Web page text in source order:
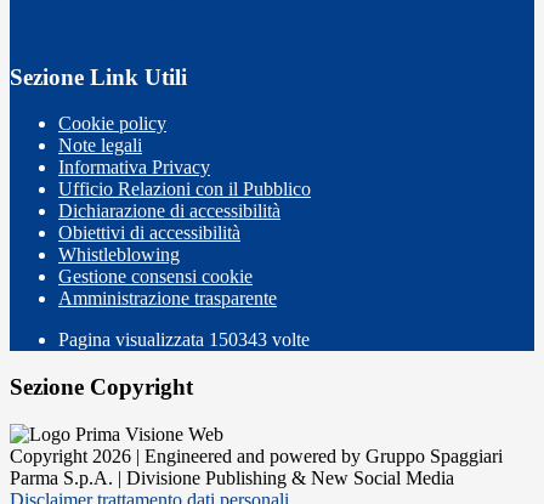
Sezione Link Utili
Cookie policy
Note legali
Informativa Privacy
Ufficio Relazioni con il Pubblico
Dichiarazione di accessibilità
Obiettivi di accessibilità
Whistleblowing
Gestione consensi cookie
Amministrazione trasparente
Pagina visualizzata 150343 volte
Sezione Copyright
Copyright 2026 | Engineered and powered by Gruppo Spaggiari
Parma S.p.A. | Divisione Publishing & New Social Media
Disclaimer trattamento dati personali